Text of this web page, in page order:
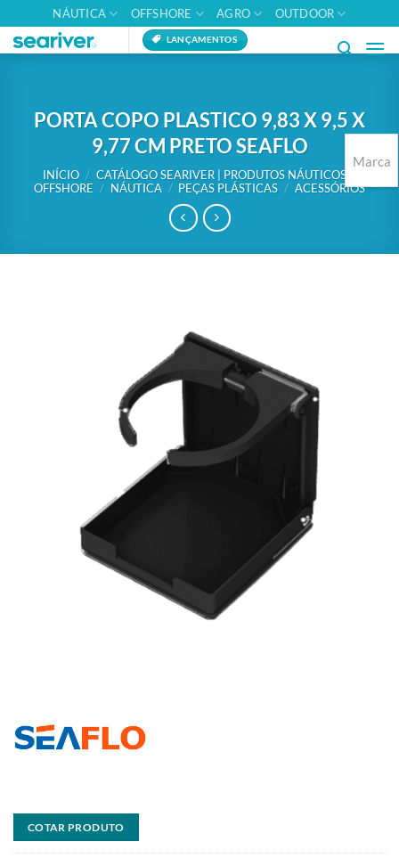
to
content
NÁUTICA OFFSHORE AGRO OUTDOOR
LANÇAMENTOS
PORTA COPO PLASTICO 9,83 X 9,5 X
9,77 CM PRETO SEAFLO
INÍCIO / CATÁLOGO SEARIVER | PRODUTOS NÁUTICOS E
OFFSHORE / NÁUTICA / PEÇAS PLÁSTICAS / ACESSÓRIOS
COTAR PRODUTO
Marca